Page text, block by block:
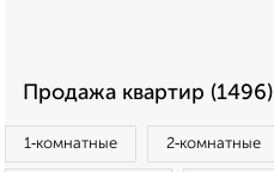
Продажа квартир (1496)
1‑комнатные 2‑комнатные